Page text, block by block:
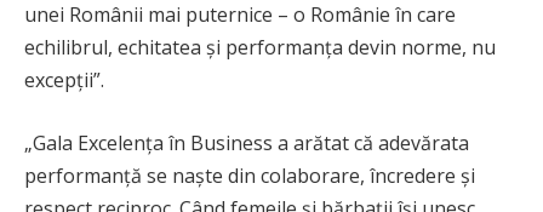
unei Românii mai puternice – o Românie în care
echilibrul, echitatea și performanța devin norme, nu
excepții”.
„Gala Excelența în Business a arătat că adevărata
performanță se naște din colaborare, încredere și